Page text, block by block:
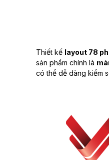
Thiết kế layout 78
sản phẩm chính là
có thể dễ dàng kiểm